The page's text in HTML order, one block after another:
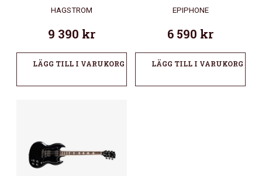
HAGSTROM
9 390 kr
LÄGG TILL I VARUKORG
EPIPHONE
6 590 kr
LÄGG TILL I VARUKORG